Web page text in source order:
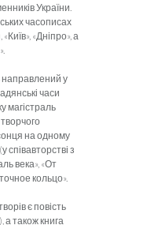
України.
часописах
«Дніпро», а
у
часи
магістраль
на одному
співавторстві з
века», «От
кольцо».
є повість
а також книга